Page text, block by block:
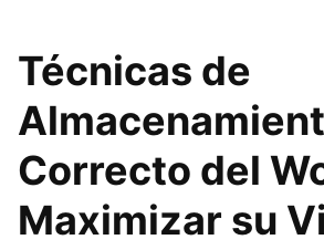
Técnicas de
Correcto del
Maximizar su